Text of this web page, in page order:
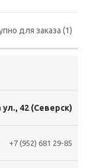
для заказа (1)
ул., 42 (Северск)
+7 (952) 681 29-85